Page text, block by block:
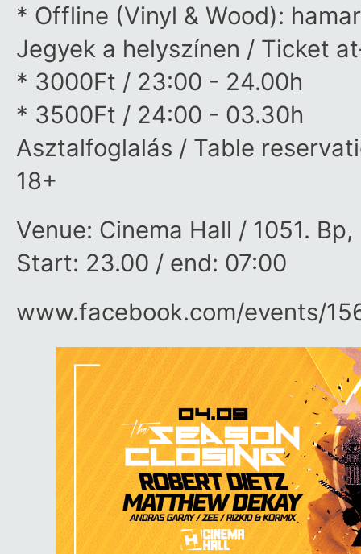
* Offline (Vinyl & Wood):
Jegyek a helyszínen / Ticket
* 3000Ft / 23:00 - 24.00h
* 3500Ft / 24:00 - 03.30h
Asztalfoglalás / Table
18+
Venue: Cinema Hall / 1051.
Start: 23.00 / end: 07:00
www.facebook.com/​events/​